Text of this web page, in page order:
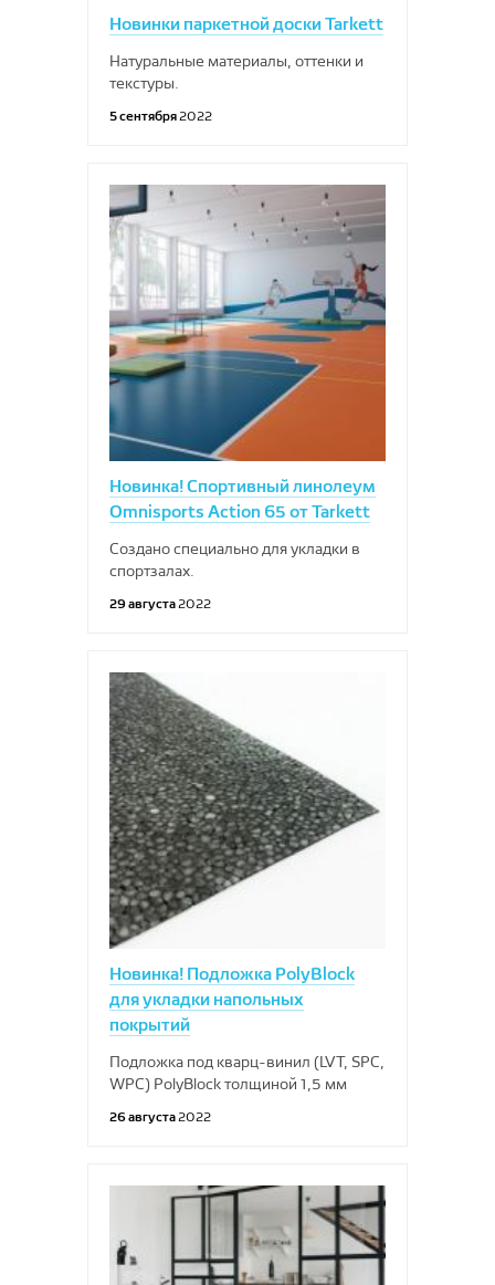
Новинки паркетной доски Tarkett
Натуральные материалы, оттенки и
текстуры.
5 сентября2022
Новинка! Cпортивный линолеум
Omnisports Action 65 от Tarkett
Cоздано специально для укладки в
спортзалах.
29 августа2022
Новинка! Подложка PolyBlock
для укладки напольных
покрытий
Подложка под кварц-винил (LVT, SPC,
WPC) PolyBlock толщиной 1,5 мм
26 августа2022